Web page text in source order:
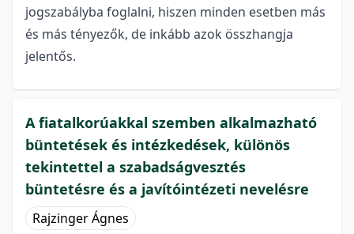
jogszabályba foglalni, hiszen minden esetben más
és más tényezők, de inkább azok összhangja
jelentős.
A fiatalkorúakkal szemben alkalmazható
büntetések és intézkedések, különös
tekintettel a szabadságvesztés
büntetésre és a javítóintézeti nevelésre
Rajzinger Ágnes